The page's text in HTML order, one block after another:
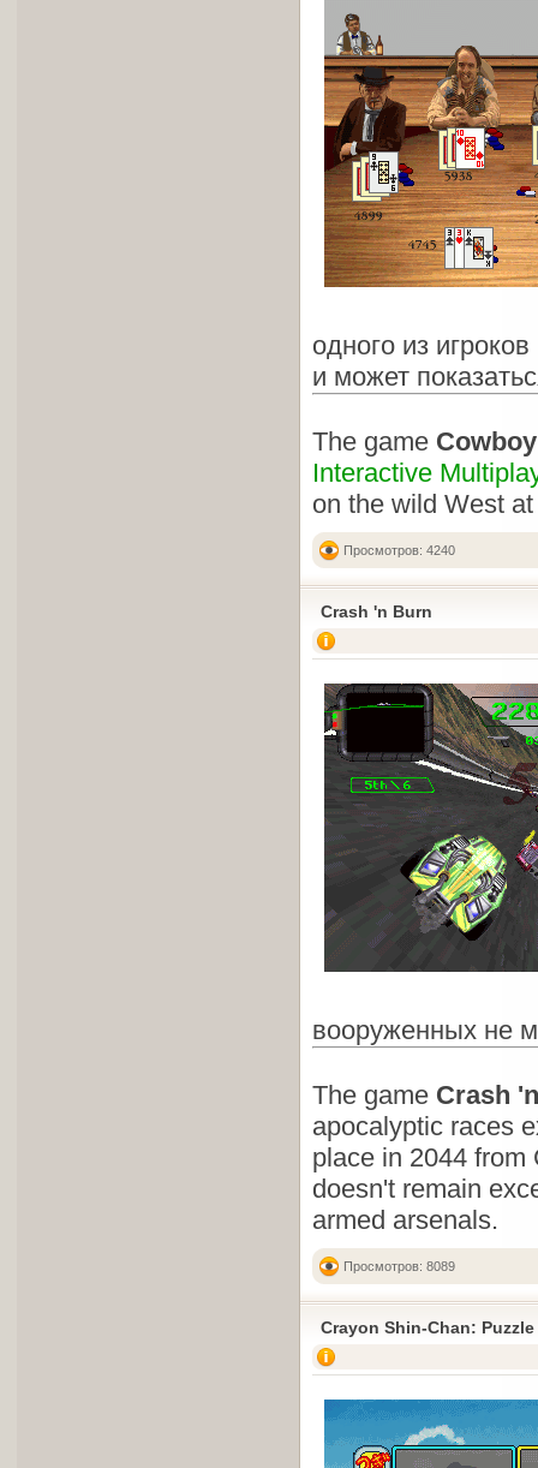
одного из
и может
The game
Interactive
on the wild West
Просмотров: 4240
Crash 'n Burn
вооруженных не
The game Crash
apocalyptic races
place in 2044 from
doesn't remain
armed arsenals.
Просмотров: 8089
Crayon Shin-Chan: